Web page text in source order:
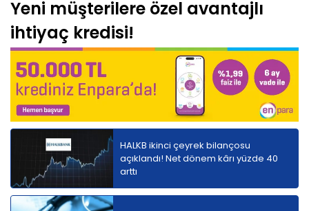
Yeni müşterilere özel avantajlı
ihtiyaç kredisi!
HALKB ikinci çeyrek bilançosu
açıklandı! Net dönem kârı yüzde 40
arttı